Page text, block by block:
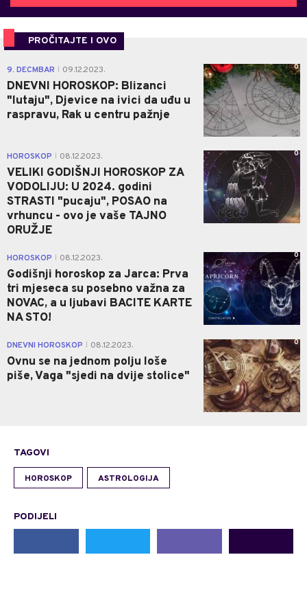
PROČITAJTE I OVO
9. DECMBAR 09.12.2023.
DNEVNI HOROSKOP: Blizanci
"lutaju", Djevice na ivici da uđu u
raspravu, Rak u centru pažnje
0
HOROSKOP 08.12.2023.
VELIKI GODIŠNJI HOROSKOP ZA
VODOLIJU: U 2024. godini
STRASTI "pucaju", POSAO na
vrhuncu - ovo je vaše TAJNO
ORUŽJE
0
HOROSKOP 08.12.2023.
Godišnji horoskop za Jarca: Prva
tri mjeseca su posebno važna za
NOVAC, a u ljubavi BACITE KARTE
NA STO!
0
DNEVNI HOROSKOP 08.12.2023.
Ovnu se na jednom polju loše
piše, Vaga "sjedi na dvije stolice"
0
TAGOVI
HOROSKOP ASTROLOGIJA
PODIJELI